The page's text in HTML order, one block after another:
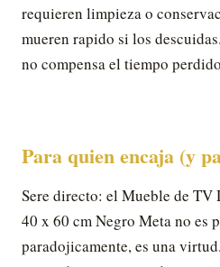
requieren limpieza o
mueren rapido si los
no compensa el tiempo
Para quien encaja (y
Sere directo: el Mueble de TV
40 x 60 cm Negro Meta no es
paradojicamente, es una